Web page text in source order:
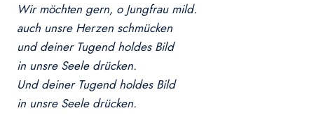
Wir möchten gern, o Jungfrau mild.
auch unsre Herzen schmücken
und deiner Tugend holdes Bild
in unsre Seele drücken.
Und deiner Tugend holdes Bild
in unsre Seele drücken.